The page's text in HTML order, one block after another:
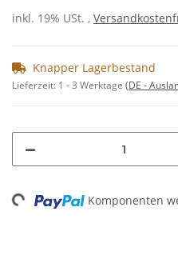
inkl. 19% USt. ,
Knapper Lagerbestand
Lieferzeit: 1 - 3 Werktage (DE -
Loading... Komponenten